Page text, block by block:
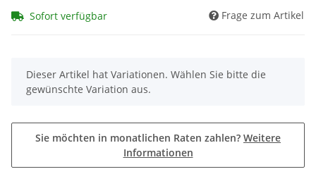
Sofort verfügbar Frage zum Artikel
x
Dieser Artikel hat Variationen. Wählen Sie bitte die
gewünschte Variation aus.
Sie möchten in monatlichen Raten zahlen? Weitere
Informationen